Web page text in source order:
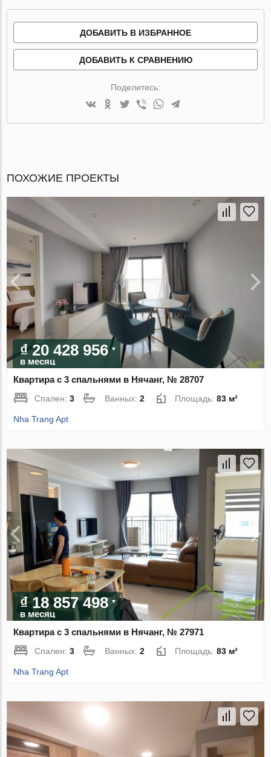
ДОБАВИТЬ В ИЗБРАННОЕ
ДОБАВИТЬ К СРАВНЕНИЮ
Поделитесь:
ПОХОЖИЕ ПРОЕКТЫ
₫ 20 428 956
в месяц
Квартира с 3 спальнями в Нячанг, № 28707
Спален:3 Ванных:2 Площадь:83 м²
Nha Trang Apt
₫ 18 857 498
в месяц
Квартира с 3 спальнями в Нячанг, № 27971
Спален:3 Ванных:2 Площадь:83 м²
Nha Trang Apt